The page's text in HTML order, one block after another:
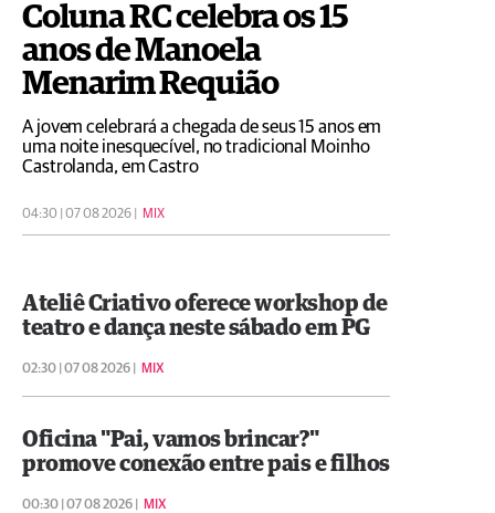
Coluna RC celebra os 15
anos de Manoela
Menarim Requião
A jovem celebrará a chegada de seus 15 anos em
uma noite inesquecível, no tradicional Moinho
Castrolanda, em Castro
04:30 | 07 08 2026 | MIX
Ateliê Criativo oferece workshop de
teatro e dança neste sábado em PG
02:30 | 07 08 2026 | MIX
Oficina "Pai, vamos brincar?"
promove conexão entre pais e filhos
00:30 | 07 08 2026 | MIX